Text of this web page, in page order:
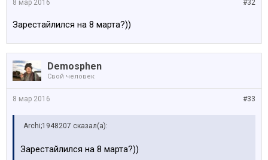
#32
8 мар 2016
Зарестайлился на 8 марта?))
Demosphen
Свой человек
#33
8 мар 2016
Archi;1948207 сказал(а):
Зарестайлился на 8 марта?))